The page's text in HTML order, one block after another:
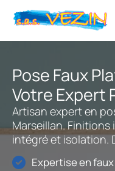
Pose Faux
Votre Expert
Artisan expert en
Marseillan. Finitions
intégré et isolation.
Expertise en